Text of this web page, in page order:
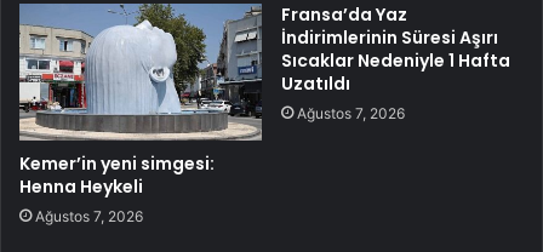
Kemer’in yeni simgesi:
Henna Heykeli
Ağustos 7, 2026
Fransa’da Yaz
İndirimlerinin Süresi Aşırı
Sıcaklar Nedeniyle 1 Hafta
Uzatıldı
Ağustos 7, 2026